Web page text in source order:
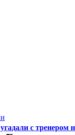
с тренером